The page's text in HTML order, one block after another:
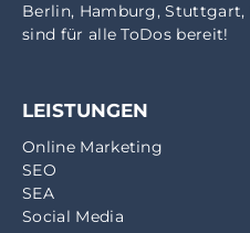
Berlin, Hamburg,Stuttgart,
sind für alle ToDos bereit!
LEISTUNGEN
Online Marketing
SEO
SEA
Social Media